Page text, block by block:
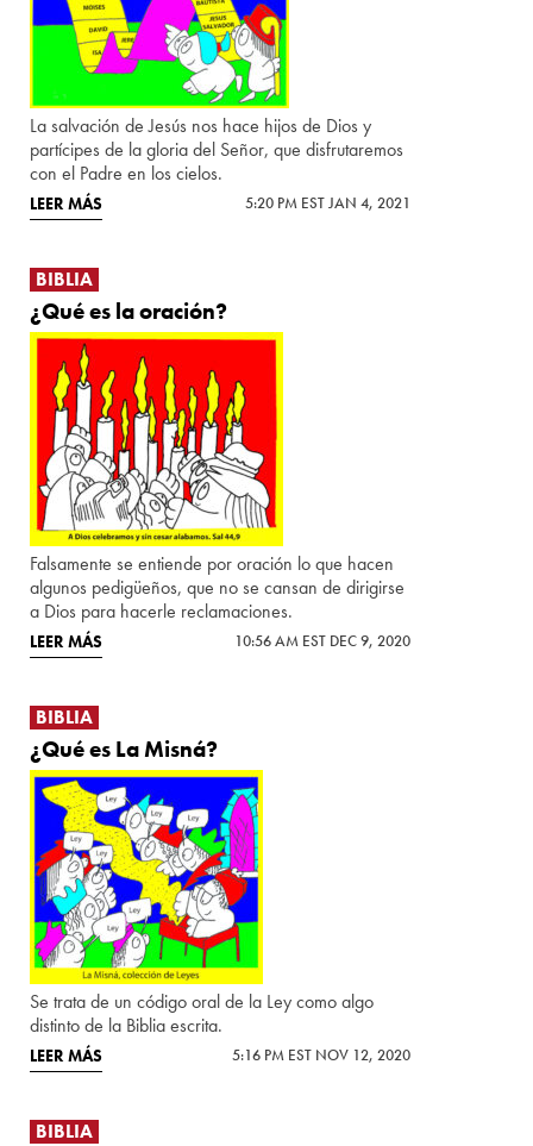
La salvación de Jesús nos hace hijos de Dios y
partícipes de la gloria del Señor, que disfrutaremos
con el Padre en los cielos.
LEER MÁS 5:20 PM EST JAN 4, 2021
BIBLIA
¿Qué es la oración?
Falsamente se entiende por oración lo que hacen
algunos pedigüeños, que no se cansan de dirigirse
a Dios para hacerle reclamaciones.
LEER MÁS 10:56 AM EST DEC 9, 2020
BIBLIA
¿Qué es La Misná?
Se trata de un código oral de la Ley como algo
distinto de la Biblia escrita.
LEER MÁS 5:16 PM EST NOV 12, 2020
BIBLIA